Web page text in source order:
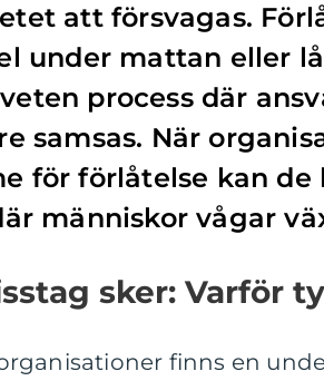
att försvagas.
under mattan eller
process där
samsas. När
för förlåtelse kan
människor vågar
sker: Varför
finns en